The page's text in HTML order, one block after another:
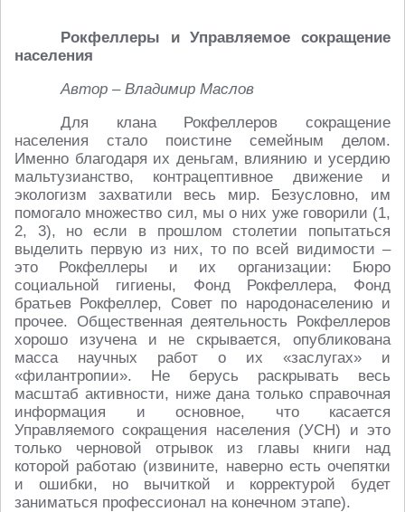
Рокфеллеры и Управляемое сокращение
населения
Автор – Владимир Маслов
Для клана Рокфеллеров сокращение
населения стало поистине семейным делом.
Именно благодаря их деньгам, влиянию и усердию
мальтузианство, контрацептивное движение и
экологизм захватили весь мир. Безусловно, им
помогало множество сил, мы о них уже говорили (1,
2, 3), но если в прошлом столетии попытаться
выделить первую из них, то по всей видимости –
это Рокфеллеры и их организации: Бюро
социальной гигиены, Фонд Рокфеллера, Фонд
братьев Рокфеллер, Совет по народонаселению и
прочее. Общественная деятельность Рокфеллеров
хорошо изучена и не скрывается, опубликована
масса научных работ о их «заслугах» и
«филантропии». Не берусь раскрывать весь
масштаб активности, ниже дана только справочная
информация и основное, что касается
Управляемого сокращения населения (УСН) и это
только черновой отрывок из главы книги над
которой работаю (извините, наверно есть очепятки
и ошибки, но вычиткой и корректурой будет
заниматься профессионал на конечном этапе).